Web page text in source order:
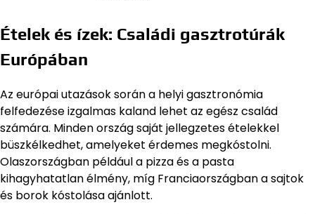
Ételek és ízek: Családi gasztrotúrák
Európában
Az európai utazások során a helyi gasztronómia
felfedezése izgalmas kaland lehet az egész család
számára. Minden ország saját jellegzetes ételekkel
büszkélkedhet, amelyeket érdemes megkóstolni.
Olaszországban például a pizza és a pasta
kihagyhatatlan élmény, míg Franciaországban a sajtok
és borok kóstolása ajánlott.